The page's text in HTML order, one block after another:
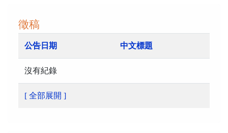
徵稿
公告日期 中文標題
沒有紀錄
[ 全部展開 ]